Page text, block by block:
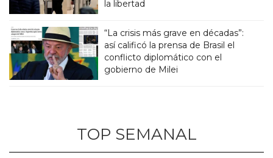
la libertad
“La crisis más grave en décadas”:
así calificó la prensa de Brasil el
conflicto diplomático con el
gobierno de Milei
TOP SEMANAL